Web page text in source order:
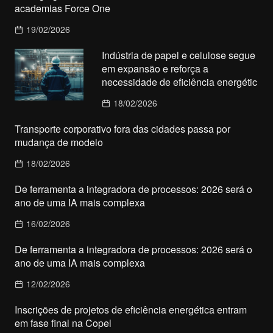
academias Force One
19/02/2026
Indústria de papel e celulose segue
em expansão e reforça a
necessidade de eficiência energétic
18/02/2026
Transporte corporativo fora das cidades passa por
mudança de modelo
18/02/2026
De ferramenta a integradora de processos: 2026 será o
ano de uma IA mais complexa
16/02/2026
De ferramenta a integradora de processos: 2026 será o
ano de uma IA mais complexa
12/02/2026
Inscrições de projetos de eficiência energética entram
em fase final na Copel